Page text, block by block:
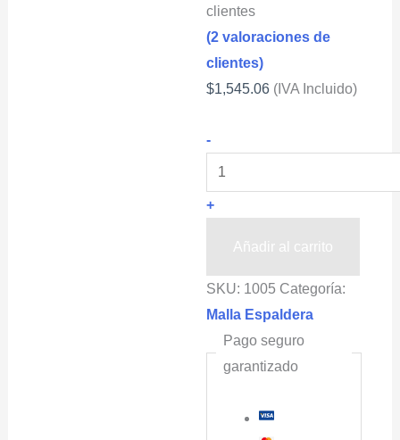
clientes
(2 valoraciones de
clientes)
$1,545.06 (IVA Incluido)
-Hilo
de
Poliamida
para
Invernaderos
uso
agrícola,
1000m
líneales
+
Añadir al carrito
SKU: 1005 Categoría:
Malla Espaldera
Pago seguro
garantizado